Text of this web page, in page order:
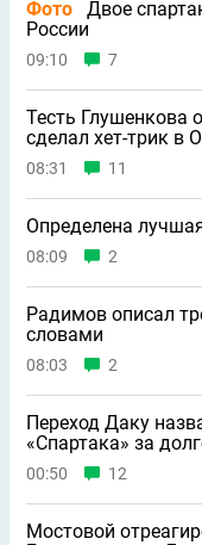
Фото
Двое
России
09:10 7
Тесть Глушенкова
сделал хет-трик в
08:31 11
Определена
08:09 2
Радимов описал
словами
08:03 2
Переход Даку
«Спартака» за
00:50 12
Мостовой